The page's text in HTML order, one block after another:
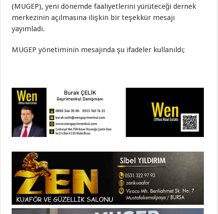
(MUGEP), yeni dönemde faaliyetlerini yürüteceği dernek
merkezinin açılmasına ilişkin bir teşekkür mesajı
yayımladı.
MUGEP yönetiminin mesajında şu ifadeler kullanıldı;